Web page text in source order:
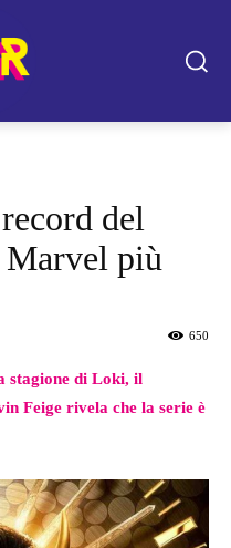
del
più
650
stagione di Loki, il
Feige rivela che la serie è